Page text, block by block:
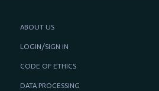
ABOUT US
LOGIN/SIGN IN
CODE OF ETHICS
DATA PROCESSING